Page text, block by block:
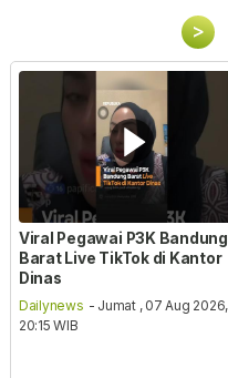
>
Viral Pegawai P3K Bandung
Barat Live TikTok di Kantor
Dinas
Dailynews - Jumat , 07 Aug 2026,
20:15 WIB